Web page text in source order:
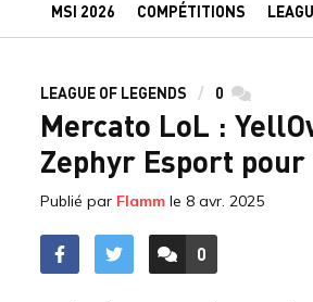
MSI 2026 COMPÉTITIONS
LEAGUE OF LEGENDS 0
Mercato LoL :
Zephyr Esport
Publié par Flamm le 8 avr. 2025
ACCÉDER AUX
0